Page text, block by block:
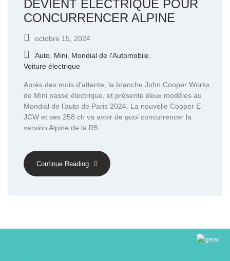
DEVIENT ÉLECTRIQUE POUR
CONCURRENCER ALPINE
octobre 15, 2024
Auto Mini Mondial de l'Automobile
Voiture électrique
Après des mois d’attente, la branche John Cooper Works
de Mini passe électrique, et présente deux modèles au
Mondial de l’auto de Paris 2024. La nouvelle Cooper E
JCW et ses 258 ch va avoir de quoi concurrencer la
version Alpine de la R5.
Continue Reading